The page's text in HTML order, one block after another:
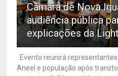
Câmara de Nova
audiência pública
explicações da
Evento reunirá
Aneel e população após